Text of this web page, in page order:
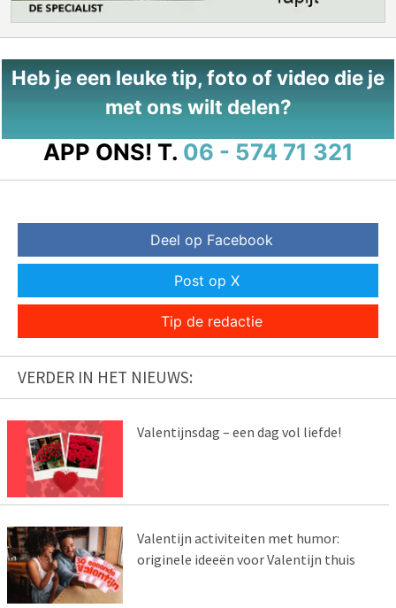
Heb je een leuke tip, foto of video die je
met ons wilt delen?
APP ONS! T. 06 - 574 71 321
Deel op Facebook
Post op X
Tip de redactie
VERDER IN HET NIEUWS:
Valentijnsdag – een dag vol liefde!
Valentijn activiteiten met humor:
originele ideeën voor Valentijn thuis